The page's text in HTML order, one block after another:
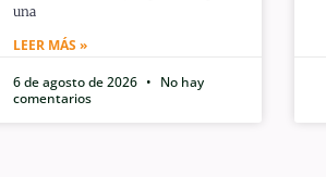
una
LEER MÁS »
6 de agosto de 2026
No hay
comentarios